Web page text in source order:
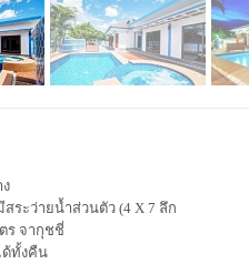
ง
ระว่ายน้ำส่วนตัว (4 X 7 ลึก
ตร จากุชชี่
ด้ทั้งคืน